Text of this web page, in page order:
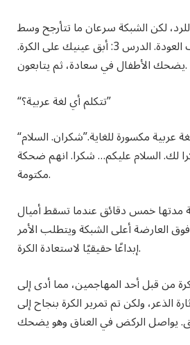
لكن الشبكة سرعان ما تتأرجح وسط
صيحات الاحتفال. هدف العودة. الدرس 3: أبق عينيك على الكرة.
يضحك الأطفال في سعادة، ثم يتابعون.
“ تتكلم أي لغة عربية؟”
“
عربية مكسورة للغاية.”شكران. السلام
لك. السلام عليكم… شكرا. انهم ضحكة
مكتومة.
مدتها خمس دقائق عندما تسقط أميال
العارضة أعلى الشبكة ويتطلب الأمر
إبداعًا حقيقيًا لاستعادة الكرة.
من قبل أحد المهاجمين، مما أدى إلى
الذعر، ولكن تم تمرير الكرة بنجاح إلى